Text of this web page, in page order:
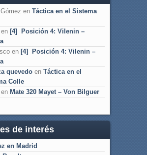
en Táctica en el Sistema
[4] Posición 4: Vilenin –
en [4] Posición 4: Vilenin –
quevedoen Táctica en el
Colle
Mate 320 Mayet – Von Bilguer
de interés
en Madrid